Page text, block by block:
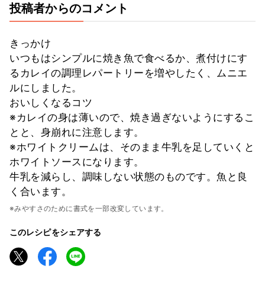
投稿者からのコメント
きっかけ
いつもはシンプルに焼き魚で食べるか、煮付けにす
るカレイの調理レパートリーを増やしたく、ムニエ
ルにしました。
おいしくなるコツ
※カレイの身は薄いので、焼き過ぎないようにするこ
とと、身崩れに注意します。
※ホワイトクリームは、そのまま牛乳を足していくと
ホワイトソースになります。
牛乳を減らし、調味しない状態のものです。魚と良
く合います。
※みやすさのために書式を一部改変しています。
このレシピをシェアする